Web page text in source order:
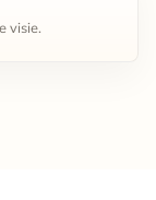
visie.